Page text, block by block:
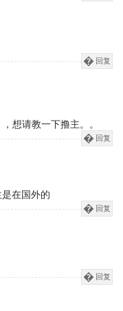
回复
想请教一下撸主。。
回复
在国外的
回复
回复